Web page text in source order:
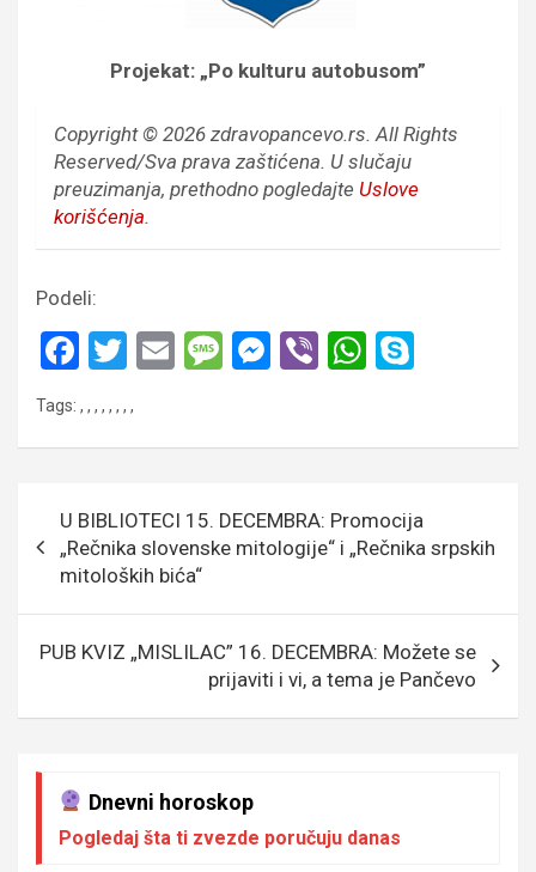
Projekat: „Po kulturu autobusom”
Copyright © 2026 zdravopancevo.rs. All Rights
Reserved/Sva prava zaštićena. U slučaju
preuzimanja, prethodno pogledajte Uslove
korišćenja.
Podeli:
F
ce
o
o
k
T
tt
E
M
g
e
M
g
er
Vi W
p
Tags: , , , , , , , ,
чланка
U BIBLIOTECI 15. DECEMBRA: Promocija
„Rečnika slovenske mitologije“ i „Rečnika srpskih
mitoloških bića“
PUB KVIZ „MISLILAC” 16. DECEMBRA: Možete se
prijaviti i vi, a tema je Pančevo
Dnevni horoskop
Pogledaj šta ti zvezde poručuju danas